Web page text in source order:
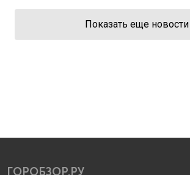
Показать еще новости
ГОРОБЗОР.РУ